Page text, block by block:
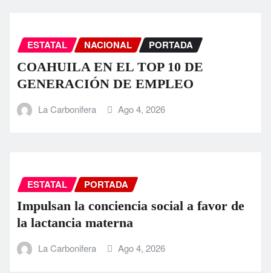
ESTATAL NACIONAL PORTADA
COAHUILA EN EL TOP 10 DE
GENERACIÓN DE EMPLEO
La Carbonifera Ago 4, 2026
ESTATAL PORTADA
Impulsan la conciencia social a favor de
la lactancia materna
La Carbonifera Ago 4, 2026